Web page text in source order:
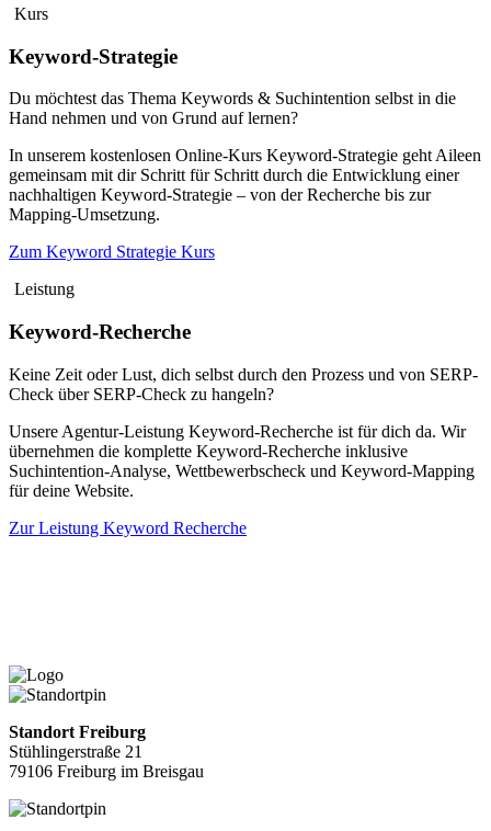
Kurs
Keyword-Strategie
Du möchtest das Thema Keywords & Suchintention selbst in die
Hand nehmen und von Grund auf lernen?
In unserem kostenlosen Online-Kurs Keyword-Strategie geht Aileen
gemeinsam mit dir Schritt für Schritt durch die Entwicklung einer
nachhaltigen Keyword-Strategie – von der Recherche bis zur
Mapping-Umsetzung.
Zum Keyword Strategie Kurs
Leistung
Keyword-Recherche
Keine Zeit oder Lust, dich selbst durch den Prozess und von SERP-
Check über SERP-Check zu hangeln?
Unsere Agentur-Leistung Keyword-Recherche ist für dich da. Wir
übernehmen die komplette Keyword-Recherche inklusive
Suchintention-Analyse, Wettbewerbscheck und Keyword-Mapping
für deine Website.
Zur Leistung Keyword Recherche
Standort Freiburg
Stühlingerstraße 21
79106 Freiburg im Breisgau